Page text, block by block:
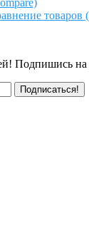
товаров
Подпишись на